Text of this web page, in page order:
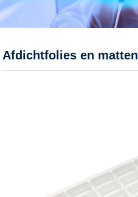
Afdichtfolies en matten